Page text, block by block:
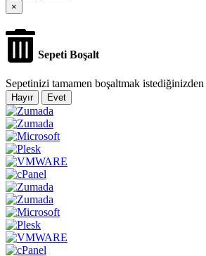
×
Sepeti Boşalt
Sepetinizi tamamen boşaltmak
Hayır Evet